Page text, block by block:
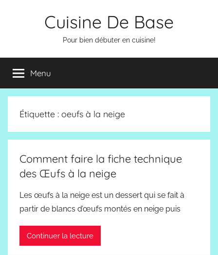
Cuisine De Base
Pour bien débuter en cuisine!
Menu
Étiquette : oeufs à la neige
Comment faire la fiche technique
des Œufs à la neige
Les œufs à la neige est un dessert qui se fait à
partir de blancs d’œufs montés en neige puis
Continuer la lecture